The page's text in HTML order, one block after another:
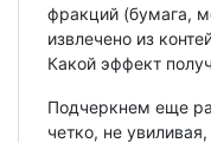
фракций (бумага,
извлечено из
Какой эффект
Подчеркнем еще
четко, не